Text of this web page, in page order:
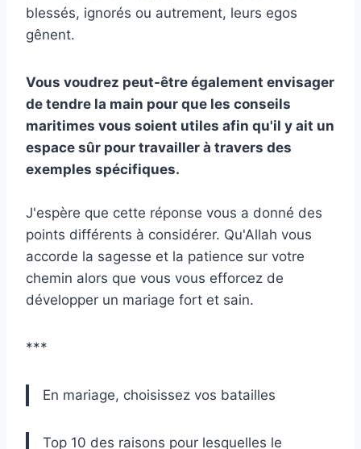
blessés, ignorés ou autrement, leurs egos
gênent.
Vous voudrez peut-être également envisager
de tendre la main pour que les conseils
maritimes vous soient utiles afin qu'il y ait un
espace sûr pour travailler à travers des
exemples spécifiques.
J'espère que cette réponse vous a donné des
points différents à considérer. Qu'Allah vous
accorde la sagesse et la patience sur votre
chemin alors que vous vous efforcez de
développer un mariage fort et sain.
***
En mariage, choisissez vos batailles
Top 10 des raisons pour lesquelles le